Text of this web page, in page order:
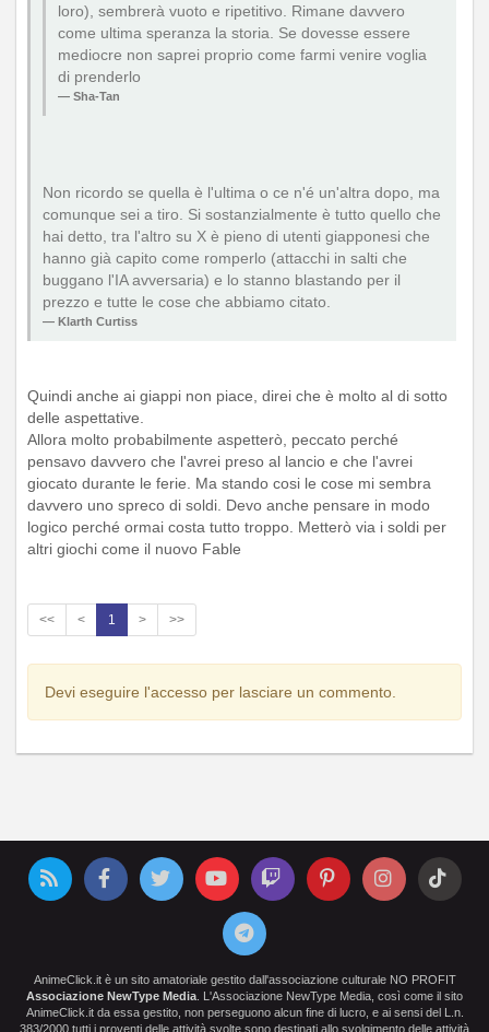
loro), sembrerà vuoto e ripetitivo. Rimane davvero
come ultima speranza la storia. Se dovesse essere
mediocre non saprei proprio come farmi venire voglia
di prenderlo
Sha-Tan
Non ricordo se quella è l'ultima o ce n'é un'altra dopo, ma
comunque sei a tiro. Si sostanzialmente è tutto quello che
hai detto, tra l'altro su X è pieno di utenti giapponesi che
hanno già capito come romperlo (attacchi in salti che
buggano l'IA avversaria) e lo stanno blastando per il
prezzo e tutte le cose che abbiamo citato.
Klarth Curtiss
Quindi anche ai giappi non piace, direi che è molto al di sotto
delle aspettative.
Allora molto probabilmente aspetterò, peccato perché
pensavo davvero che l'avrei preso al lancio e che l'avrei
giocato durante le ferie. Ma stando cosi le cose mi sembra
davvero uno spreco di soldi. Devo anche pensare in modo
logico perché ormai costa tutto troppo. Metterò via i soldi per
altri giochi come il nuovo Fable
<< < 1 > >>
Devi eseguire l'accesso per lasciare un commento.
AnimeClick.it è un sito amatoriale gestito dall'associazione culturale NO PROFIT
Associazione NewType Media . L'Associazione NewType Media, così come il sito
AnimeClick.it da essa gestito, non perseguono alcun fine di lucro, e ai sensi del L.n.
383/2000 tutti i proventi delle attività svolte sono destinati allo svolgimento delle attività